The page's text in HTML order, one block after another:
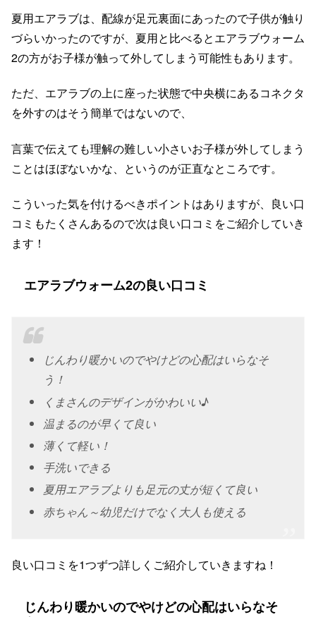
夏用エアラブは、配線が足元裏面にあったので子供が触り
づらいかったのですが、夏用と比べるとエアラブウォーム
2の方がお子様が触って外してしまう可能性もあります。
ただ、エアラブの上に座った状態で中央横にあるコネクタ
を外すのはそう簡単ではないので、
言葉で伝えても理解の難しい小さいお子様が外してしまう
ことはほぼないかな、というのが正直なところです。
こういった気を付けるべきポイントはありますが、良い口
コミもたくさんあるので次は良い口コミをご紹介していき
ます！
エアラブウォーム2の良い口コミ
じんわり暖かいのでやけどの心配はいらなそ
う！
くまさんのデザインがかわいい♪
温まるのが早くて良い
薄くて軽い！
手洗いできる
夏用エアラブよりも足元の丈が短くて良い
赤ちゃん～幼児だけでなく大人も使える
良い口コミを1つずつ詳しくご紹介していきますね！
じんわり暖かいのでやけどの心配はいらなそ